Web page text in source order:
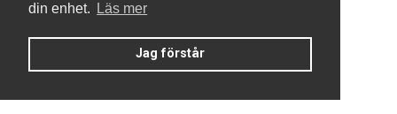
din enhet.
Läs mer
Jag förstår